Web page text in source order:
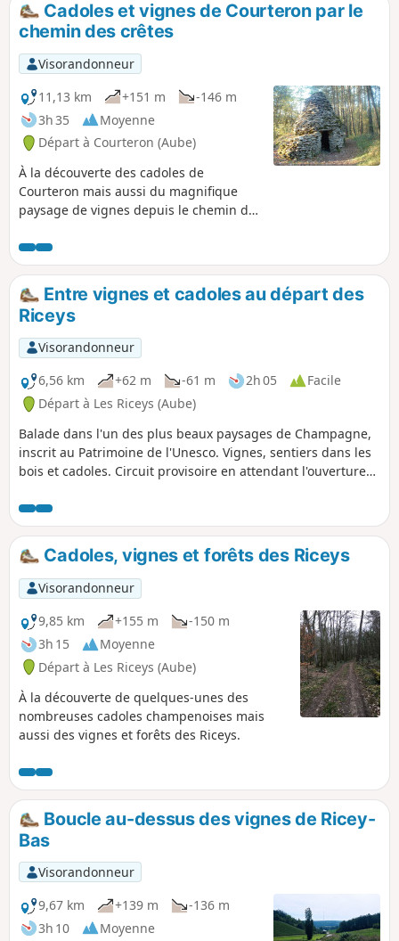
p
Cadoles et vignes de Courteron par le
chemin des crêtes
Visorandonneur
11,13 km
+151 m
-146 m
3h 35
Moyenne
Départ à Courteron (Aube)
À la découverte des cadoles de
Courteron mais aussi du magnifique
paysage de vignes depuis le chemin des
Entre vignes et cadoles au départ des
Riceys
Visorandonneur
6,56 km
+62 m -61 m 2h 05
Facile
Départ à Les Riceys (Aube)
Balade dans l'un des plus beaux paysages de Champagne,
inscrit au Patrimoine de l'Unesco. Vignes, sentiers dans les
bois et cadoles. Circuit provisoire en attendant l'ouverture
Cadoles, vignes et forêts des Riceys
Visorandonneur
9,85 km
+155 m
-150 m
3h 15
Moyenne
Départ à Les Riceys (Aube)
À la découverte de quelques-unes des
nombreuses cadoles champenoises mais
aussi des vignes et forêts des Riceys.
Boucle au-dessus des vignes de Ricey-
Bas
Visorandonneur
9,67 km
+139 m
-136 m
3h 10
Moyenne